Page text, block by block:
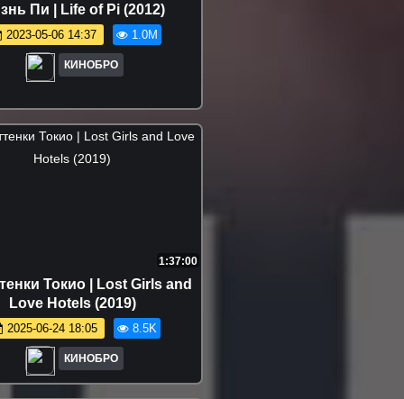
Пи | Life of Pi (2012)
2023-05-06 14:37 1.0M
КИНОБРО
1:37:00
Токио | Lost Girls and
Love Hotels (2019)
2025-06-24 18:05 8.5K
КИНОБРО